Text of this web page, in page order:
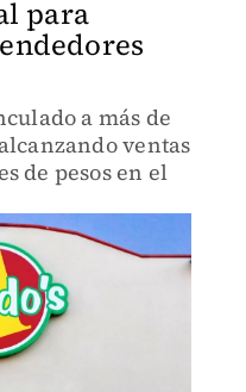
para
a más de
ventas
de pesos en el